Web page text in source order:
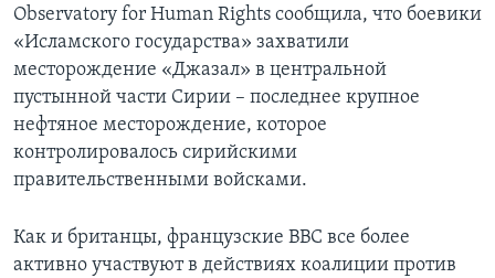
Observatory for Human Rights сообщила, что боевики
«Исламского государства» захватили
месторождение «Джазал» в центральной
пустынной части Сирии – последнее крупное
нефтяное месторождение, которое
контролировалось сирийскими
правительственными войсками.
Как и британцы, французские ВВС все более
активно участвуют в действиях коалиции против